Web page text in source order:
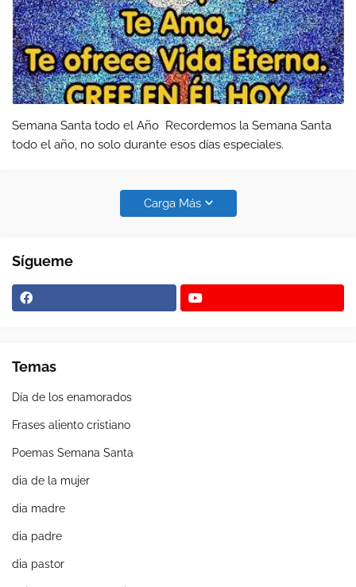
Semana Santa todo el Año Recordemos la Semana Santa
todo el año, no solo durante esos días especiales.
Carga Más
Sígueme
Temas
Día de los enamorados
Frases aliento cristiano
Poemas Semana Santa
dia de la mujer
dia madre
dia padre
dia pastor